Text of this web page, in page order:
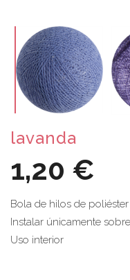
lavanda
1,20 €
Bola de hilos de poliéster
Instalar únicamente
Uso interior